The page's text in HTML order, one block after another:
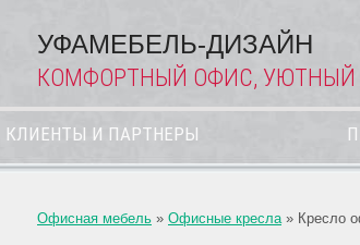
УФАМЕБЕЛЬ-ДИЗАЙН
КОМФОРТНЫЙ ОФИС, УЮТНЫЙ
КЛИЕНТЫ И ПАРТНЕРЫ
Офисная мебель » Офисные кресла» Кресло